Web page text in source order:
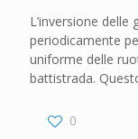
L’inversione delle
periodicamente
uniforme delle
battistrada.
0